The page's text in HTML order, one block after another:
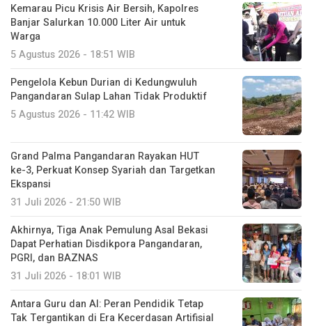
Kemarau Picu Krisis Air Bersih, Kapolres
Banjar Salurkan 10.000 Liter Air untuk
Warga
5 Agustus 2026 - 18:51 WIB
Pengelola Kebun Durian di Kedungwuluh
Pangandaran Sulap Lahan Tidak Produktif ‎
5 Agustus 2026 - 11:42 WIB
Grand Palma Pangandaran Rayakan HUT
ke-3, Perkuat Konsep Syariah dan Targetkan
Ekspansi
31 Juli 2026 - 21:50 WIB
Akhirnya, Tiga Anak Pemulung Asal Bekasi
Dapat Perhatian Disdikpora Pangandaran,
PGRI, dan BAZNAS
31 Juli 2026 - 18:01 WIB
Antara Guru dan AI: Peran Pendidik Tetap
Tak Tergantikan di Era Kecerdasan Artifisial